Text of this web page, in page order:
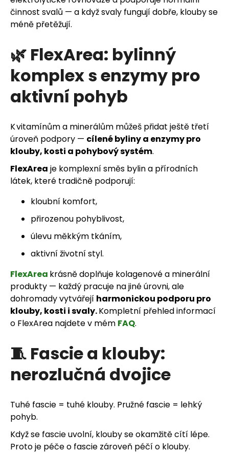
činnost svalů — a když svaly fungují dobře, klouby se
méně přetěžují.
🌿 FlexArea: bylinný
komplex s enzymy pro
aktivní pohyb
K vitamínům a minerálům můžeš přidat ještě třetí
úroveň podpory — cílené byliny a enzymy pro
klouby, kosti a pohybový systém.
FlexArea je komplexní směs bylin a přírodních
látek, které tradičně podporují:
kloubní komfort,
přirozenou pohyblivost,
úlevu měkkým tkáním,
aktivní životní styl.
FlexArea krásně doplňuje kolagenové a minerální
produkty — každý pracuje na jiné úrovni, ale
dohromady vytvářejí harmonickou podporu pro
klouby, kosti i svaly.Kompletní přehled informací
o FlexArea najdete v mém FAQ.
🧵 Fascie a klouby:
nerozlučná dvojice
Tuhé fascie = tuhé klouby. Pružné fascie = lehký
pohyb.
Když se fascie uvolní, klouby se okamžitě cítí lépe.
Proto je péče o fascie zároveň péčí o klouby.